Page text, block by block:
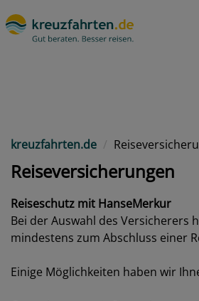
kreuzfahrten.de
Reiseversicherungen
Reiseschutz mit HanseMerkur
Bei der Auswahl des Versicherers
mindestens zum Abschluss einer
Einige Möglichkeiten haben wir